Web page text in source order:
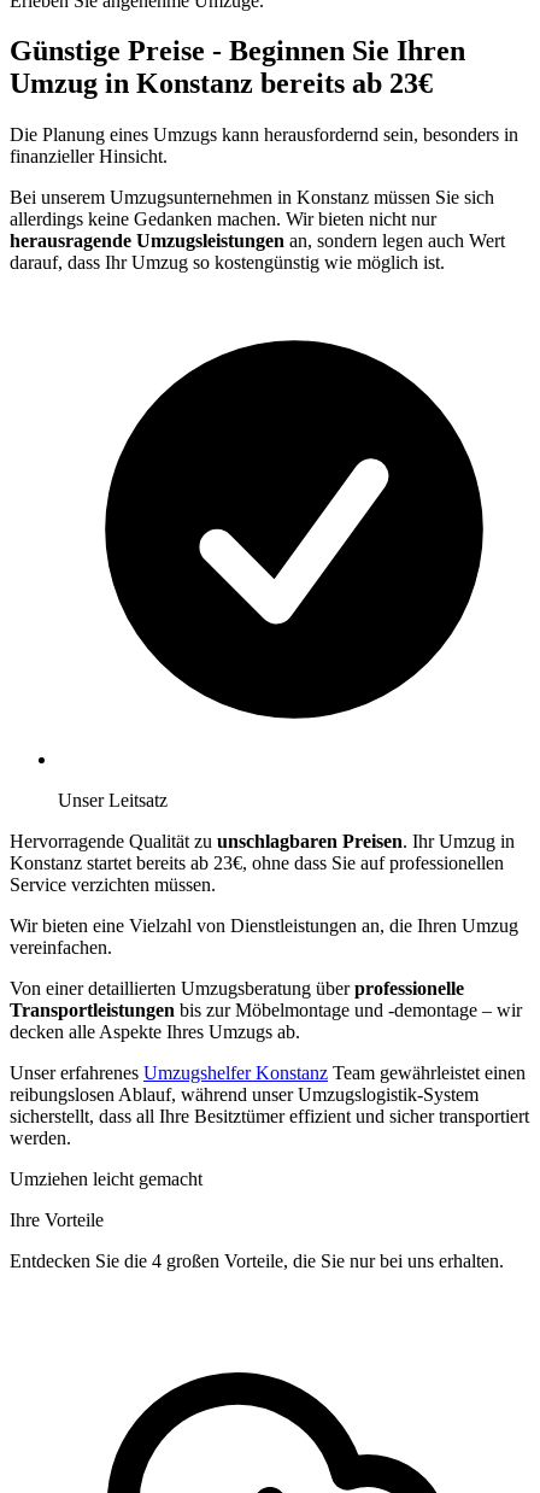
Günstige Preise - Beginnen Sie Ihren
Umzug in Konstanz bereits ab 23€
Die Planung eines Umzugs kann herausfordernd sein, besonders in
finanzieller Hinsicht.
Bei unserem Umzugsunternehmen in Konstanz müssen Sie sich
allerdings keine Gedanken machen. Wir bieten nicht nur
herausragende Umzugsleistungen an, sondern legen auch Wert
darauf, dass Ihr Umzug so kostengünstig wie möglich ist.
Unser Leitsatz
Hervorragende Qualität zu unschlagbaren Preisen. Ihr Umzug in
Konstanz startet bereits ab 23€, ohne dass Sie auf professionellen
Service verzichten müssen.
Wir bieten eine Vielzahl von Dienstleistungen an, die Ihren Umzug
vereinfachen.
Von einer detaillierten Umzugsberatung überprofessionelle
Transportleistungen bis zur Möbelmontage und -demontage – wir
decken alle Aspekte Ihres Umzugs ab.
Unser erfahrenes Umzugshelfer Konstanz Team gewährleistet einen
reibungslosen Ablauf, während unser Umzugslogistik-System
sicherstellt, dass all Ihre Besitztümer effizient und sicher transportiert
werden.
Umziehen leicht gemacht
Ihre Vorteile
Entdecken Sie die 4 großen Vorteile, die Sie nur bei uns erhalten.